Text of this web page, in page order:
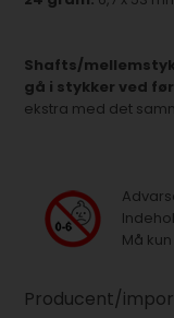
Shafts/
gå i stykker ved
ekstra med det
Må
Producent/